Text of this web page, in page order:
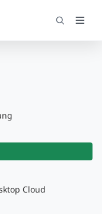
Cloud